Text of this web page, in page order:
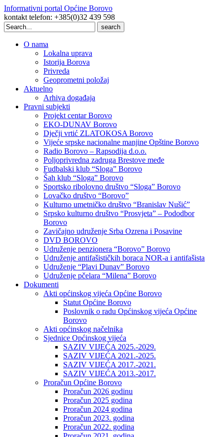
Informativni portal Općine Borovo
kontakt telefon: +385(0)32 439 598
Search
for:
O nama
Lokalna uprava
Istorija Borova
Privreda
Geoprometni položaj
Aktuelno
Arhiva događaja
Pravni subjekti
Projekt centar Borovo
EKO-DUNAV Borovo
Dječji vrtić ZLATOKOSA Borovo
Vijeće srpske nacionalne manjine Opštine Borovo
Radio Borovo – Rapsodija d.o.o.
Poljoprivredna zadruga Brestove međe
Fudbalski klub “Sloga” Borovo
Šah klub “Sloga” Borovo
Sportsko ribolovno društvo “Sloga” Borovo
Lovačko društvo “Borovo”
Kulturno umetničko društvo “Branislav Nušić”
Srpsko kulturno društvo “Prosvjeta” – Pododbor
Borovo
Zavičajno udruženje Srba Ozrena i Posavine
DVD BOROVO
Udruženje penzionera “Borovo” Borovo
Udruženje antifašističkih boraca NOR-a i antifašista
Udruženje “Plavi Dunav” Borovo
Udruženje pčelara “Milena” Borovo
Dokumenti
Akti općinskog vijeća Općine Borovo
Statut Općine Borovo
Poslovnik o radu Općinskog vijeća Općine
Borovo
Akti općinskog načelnika
Sjednice Općinskog vijeća
SAZIV VIJEĆA 2025.-2029.
SAZIV VIJEĆA 2021.-2025.
SAZIV VIJEĆA 2017.-2021.
SAZIV VIJEĆA 2013.-2017.
Proračun Općine Borovo
Proračun 2026 godinu
Proračun 2025 godina
Proračun 2024 godina
Proračun 2023. godina
Proračun 2022. godina